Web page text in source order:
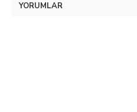
YORUMLAR